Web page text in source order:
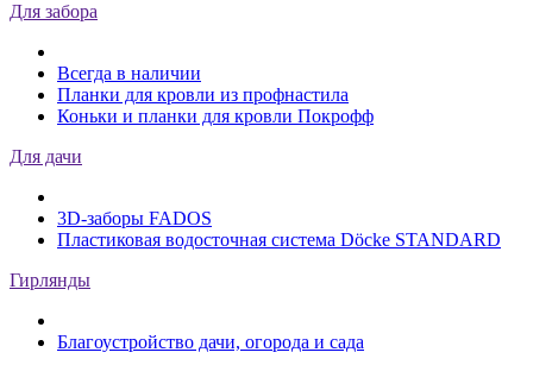
Для забора
Всегда в наличии
Планки для кровли из профнастила
Коньки и планки для кровли Покрофф
Для дачи
3D-заборы FADOS
Пластиковая водосточная система Döcke STANDARD
Гирлянды
Благоустройство дачи, огорода и сада